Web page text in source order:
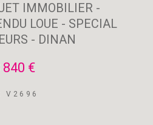
IMMOBILIER -
LOUE - SPECIAL
- DINAN
840 €
V2696